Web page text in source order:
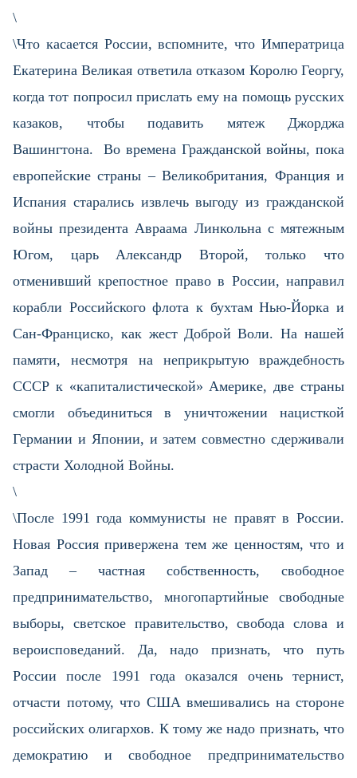
\
\Что касается России, вспомните, что Императрица
Екатерина Великая ответила отказом Королю Георгу,
когда тот попросил прислать ему на помощь русских
казаков, чтобы подавить мятеж Джорджа
Вашингтона. Во времена Гражданской войны, пока
европейские страны – Великобритания, Франция и
Испания старались извлечь выгоду из гражданской
войны президента Авраама Линкольна с мятежным
Югом, царь Александр Второй, только что
отменивший крепостное право в России, направил
корабли Российского флота к бухтам Нью-Йорка и
Сан-Франциско, как жест Доброй Воли. На нашей
памяти, несмотря на неприкрытую враждебность
СССР к «капиталистической» Америке, две страны
смогли объединиться в уничтожении нацисткой
Германии и Японии, и затем совместно сдерживали
страсти Холодной Войны.
\​
\После 1991 года коммунисты не правят в России.
Новая Россия привержена тем же ценностям, что и
Запад – частная собственность, свободное
предпринимательство, многопартийные свободные
выборы, светское правительство, свобода слова и
вероисповеданий. Да, надо признать, что путь
России после 1991 года оказался очень тернист,
отчасти потому, что США вмешивались на стороне
российских олигархов. К тому же надо признать, что
демократию и свободное предпринимательство